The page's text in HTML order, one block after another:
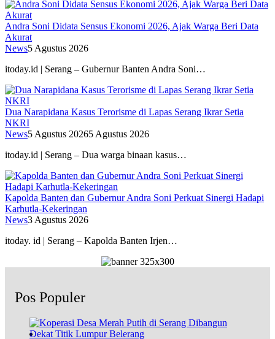
Andra Soni Didata Sensus Ekonomi 2026, Ajak Warga Beri Data
Akurat
News5 Agustus 2026
itoday.id | Serang – Gubernur Banten Andra Soni…
Dua Narapidana Kasus Terorisme di Lapas Serang Ikrar Setia
NKRI
News5 Agustus 20265 Agustus 2026
itoday.id | Serang – Dua warga binaan kasus…
Kapolda Banten dan Gubernur Andra Soni Perkuat Sinergi Hadapi
Karhutla-Kekeringan
News3 Agustus 2026
itoday. id | Serang – Kapolda Banten Irjen…
Pos Populer